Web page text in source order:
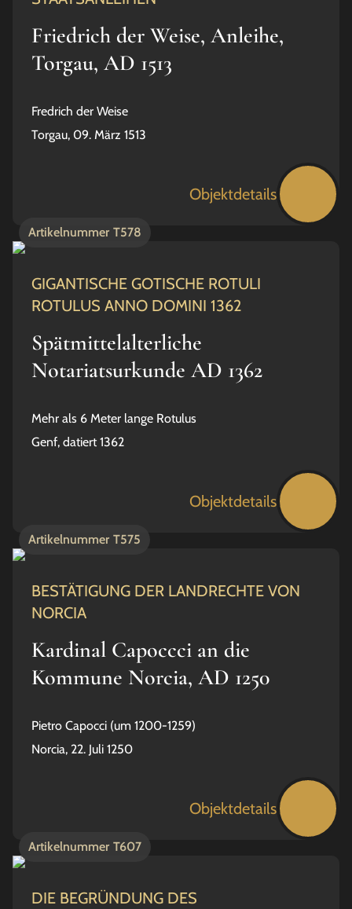
Friedrich der Weise, Anleihe,
Torgau, AD 1513
Fredrich der Weise
Torgau, 09. März 1513
Objektdetails
Artikelnummer T578
GIGANTISCHE GOTISCHE ROTULI
ROTULUS ANNO DOMINI 1362
Spätmittelalterliche
Notariatsurkunde AD 1362
Mehr als 6 Meter lange Rotulus
Genf, datiert 1362
Objektdetails
Artikelnummer T575
BESTÄTIGUNG DER LANDRECHTE VON
NORCIA
Kardinal Capoccci an die
Kommune Norcia, AD 1250
Pietro Capocci (um 1200-1259)
Norcia, 22. Juli 1250
Objektdetails
Artikelnummer T607
DIE BEGRÜNDUNG DES